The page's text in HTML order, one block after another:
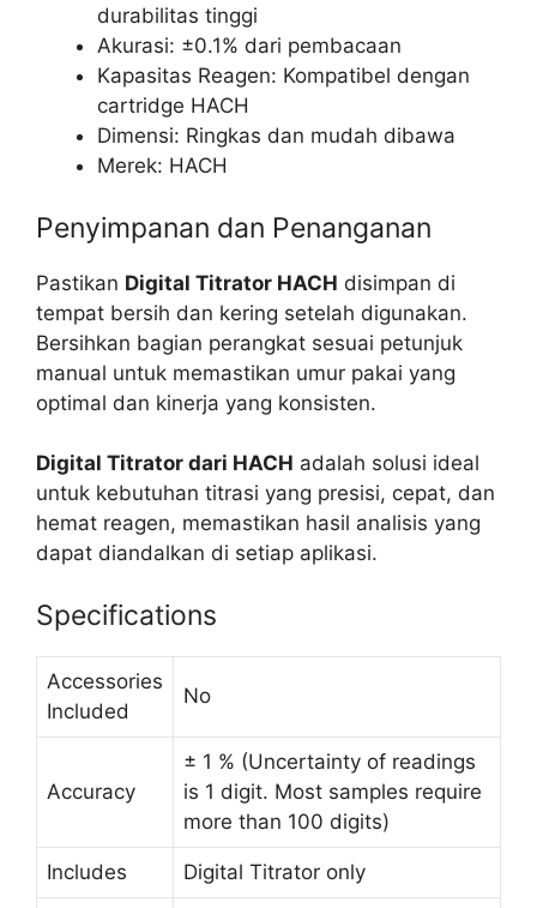
durabilitas tinggi
Akurasi: ±0.1% dari pembacaan
Kapasitas Reagen: Kompatibel dengan
cartridge HACH
Dimensi: Ringkas dan mudah dibawa
Merek: HACH
Penyimpanan dan Penanganan
Pastikan Digital Titrator HACH disimpan di
tempat bersih dan kering setelah digunakan.
Bersihkan bagian perangkat sesuai petunjuk
manual untuk memastikan umur pakai yang
optimal dan kinerja yang konsisten.
Digital Titrator dari HACH adalah solusi ideal
untuk kebutuhan titrasi yang presisi, cepat, dan
hemat reagen, memastikan hasil analisis yang
dapat diandalkan di setiap aplikasi.
Specifications
Accessories
Included
No
Accuracy
± 1 % (Uncertainty of readings
is 1 digit. Most samples require
more than 100 digits)
Includes Digital Titrator only